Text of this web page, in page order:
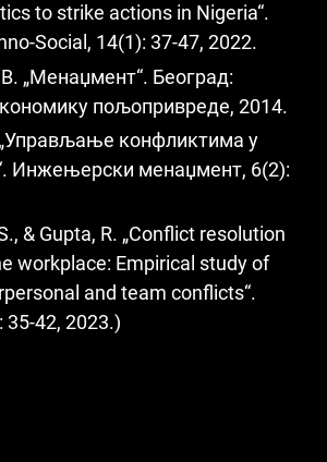
to strike actions in Nigeria“.
Social, 14(1): 37-47, 2022.
В. „Менаџмент“. Београд:
пољопривреде, 2014.
конфликтима у
Инжењерски менаџмент, 6(2):
& Gupta, R. „Conflict resolution
workplace: Empirical study of
and team conflicts“.
35-42, 2023.)